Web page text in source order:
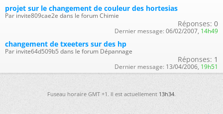
projet sur le changement de couleur des hortesias
Par invite809cae2e dans le forum Chimie
Réponses: 0
Dernier message: 06/02/2007, 14h49
changement de txeeters sur des hp
Par invite64d509b5 dans le forum Dépannage
Réponses: 1
Dernier message: 13/04/2006, 19h51
Fuseau horaire GMT +1. Il est actuellement13h34.